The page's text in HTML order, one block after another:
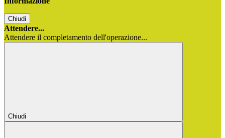
Chiudi
Attendere...
Attendere il completamento dell'operazione...
Chiudi